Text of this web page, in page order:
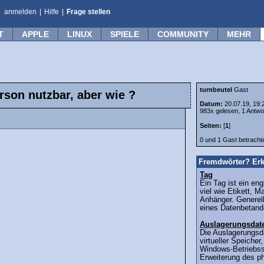
anmelden Hilfe Frage stellen
APPLE LINUX SPIELE COMMUNITY MEHR
nutzbar, aber wie ? turnbeutel Gast
Datum: 20.07.19,
983x gelesen, 1
Seiten: [1]
0 und 1 Gast
Fremdwörter?
Tag
Ein Tag ist ein
viel wie Etikett,
Anhänger.
eines
Die
virtueller
Windows-
Erweiterung des